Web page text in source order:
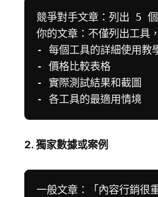
競爭對手文章：列出 5
你的文章：不僅列出工具
- 每個工具的詳細使用教
- 價格比較表格
- 實際測試結果和截圖
2. 獨家數據或案例
一般文章：「內容行銷很重